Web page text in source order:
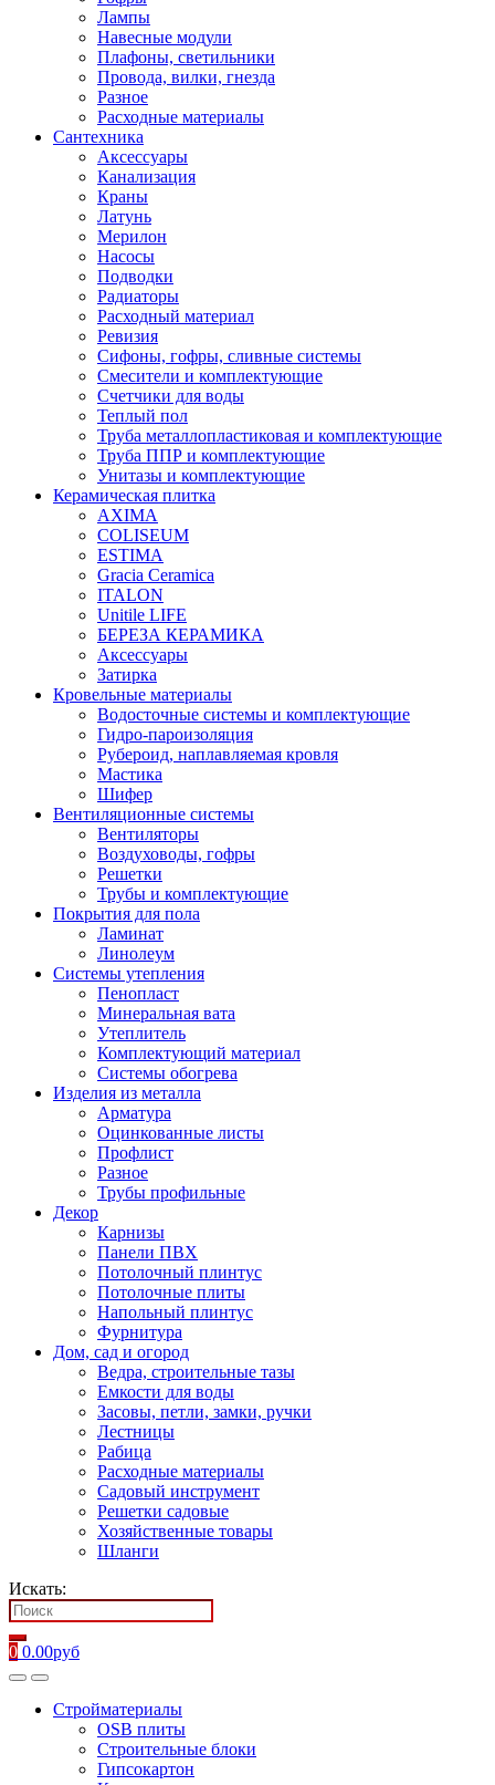
Лампы
Навесные модули
Плафоны, светильники
Провода, вилки, гнезда
Разное
Расходные материалы
Сантехника
Аксессуары
Канализация
Краны
Латунь
Мерилон
Насосы
Подводки
Радиаторы
Расходный материал
Ревизия
Сифоны, гофры, сливные системы
Смесители и комплектующие
Счетчики для воды
Теплый пол
Труба металлопластиковая и комплектующие
Труба ППР и комплектующие
Унитазы и комплектующие
Керамическая плитка
AXIMA
COLISEUM
ESTIMA
Gracia Ceramica
ITALON
Unitile LIFE
БЕРЕЗА КЕРАМИКА
Аксессуары
Затирка
Кровельные материалы
Водосточные системы и комплектующие
Гидро-пароизоляция
Рубероид, наплавляемая кровля
Мастика
Шифер
Вентиляционные системы
Вентиляторы
Воздуховоды, гофры
Решетки
Трубы и комплектующие
Покрытия для пола
Ламинат
Линолеум
Системы утепления
Пенопласт
Минеральная вата
Утеплитель
Комплектующий материал
Системы обогрева
Изделия из металла
Арматура
Оцинкованные листы
Профлист
Разное
Трубы профильные
Декор
Карнизы
Панели ПВХ
Потолочный плинтус
Потолочные плиты
Напольный плинтус
Фурнитура
Дом, сад и огород
Ведра, строительные тазы
Емкости для воды
Засовы, петли, замки, ручки
Лестницы
Рабица
Расходные материалы
Садовый инструмент
Решетки садовые
Хозяйственные товары
Шланги
Искать:
0 0.00руб
Стройматериалы
OSB плиты
Строительные блоки
Гипсокартон